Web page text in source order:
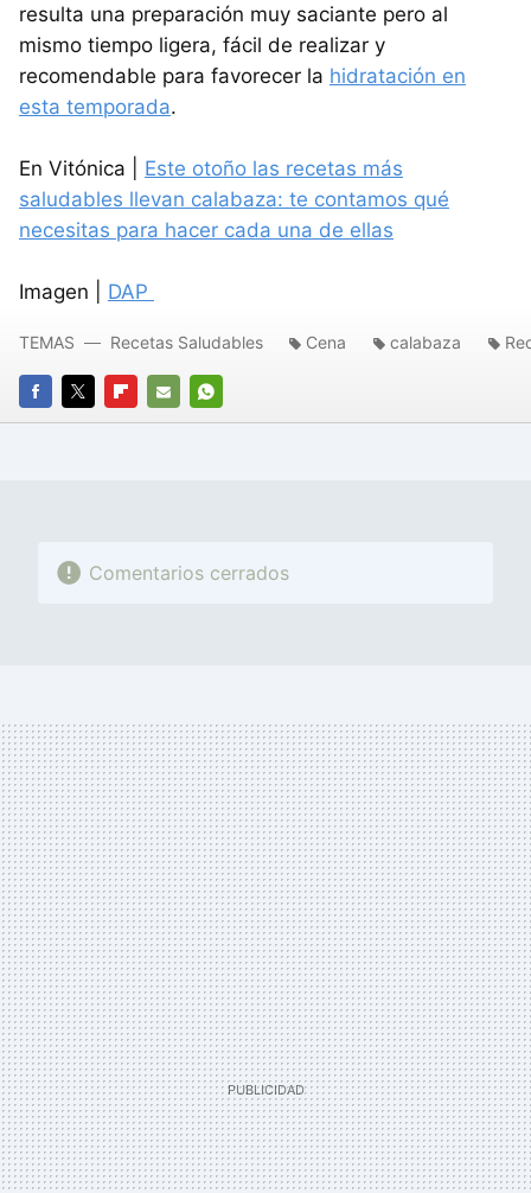
resulta una preparación muy saciante pero al
mismo tiempo ligera, fácil de realizar y
recomendable para favorecer la hidratación en
esta temporada.
En Vitónica | Este otoño las recetas más
saludables llevan calabaza: te contamos qué
necesitas para hacer cada una de ellas
Imagen | DAP
FACEBOOK
TWITTERFLIPBOARD
E-
WHATSAPP
TEMAS Recetas Saludables Cena calabaza
Comentarios cerrados